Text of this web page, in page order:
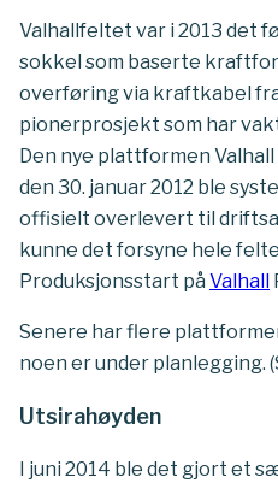
Valhallfeltet var i 2013 det
sokkel som baserte
overføring via kraftkabel
pionerprosjekt som har
Den nye plattformen
den 30. januar 2012 ble
offisielt overlevert til
kunne det forsyne hele
Produksjonsstart på Valhall
Senere har flere
noen er under planlegging.
Utsirahøyden
I juni 2014 ble det gjort et